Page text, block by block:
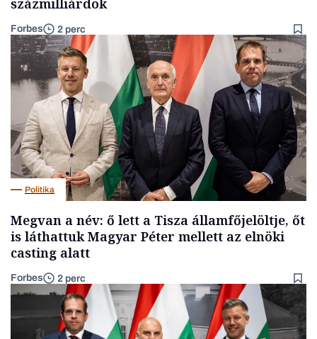
százmilliárdok
Forbes 2 perc
Politika
Megvan a név: ő lett a Tisza államfőjelöltje, őt
is láthattuk Magyar Péter mellett az elnöki
casting alatt
Forbes 2 perc